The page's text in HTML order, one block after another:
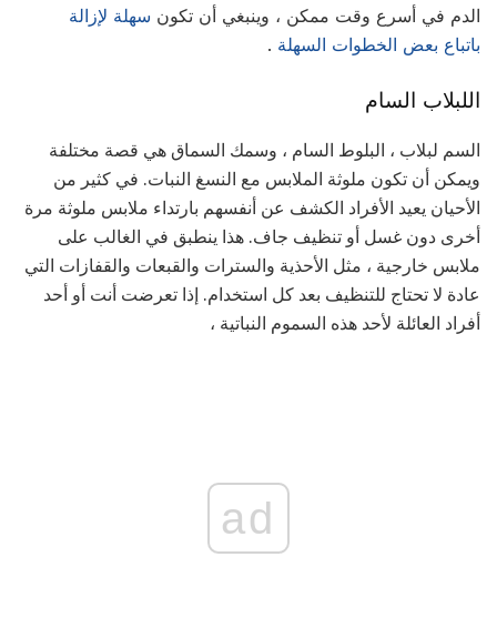
الدم في أسرع وقت ممكن ، وينبغي أن تكون سهلة لإزالة
باتباع بعض الخطوات السهلة .
اللبلاب السام
السم لبلاب ، البلوط السام ، وسمك السماق هي قصة مختلفة
ويمكن أن تكون ملوثة الملابس مع النسغ النبات. في كثير من
الأحيان يعيد الأفراد الكشف عن أنفسهم بارتداء ملابس ملوثة مرة
أخرى دون غسل أو تنظيف جاف. هذا ينطبق في الغالب على
ملابس خارجية ، مثل الأحذية والسترات والقبعات والقفازات التي
عادة لا تحتاج للتنظيف بعد كل استخدام. إذا تعرضت أنت أو أحد
أفراد العائلة لأحد هذه السموم النباتية ،
ad